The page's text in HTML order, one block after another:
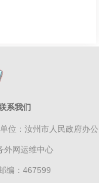
系我们
位：汝州市人民政府办公
外网运维中心
编：467599